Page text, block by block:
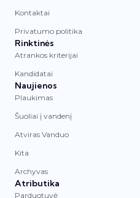
Kontaktai
Privatumo politika
Rinktinės
Atrankos kriterijai
Kandidatai
Naujienos
Plaukimas
Šuoliai į vandenį
Atviras Vanduo
Kita
Archyvas
Atributika
Parduotuvė